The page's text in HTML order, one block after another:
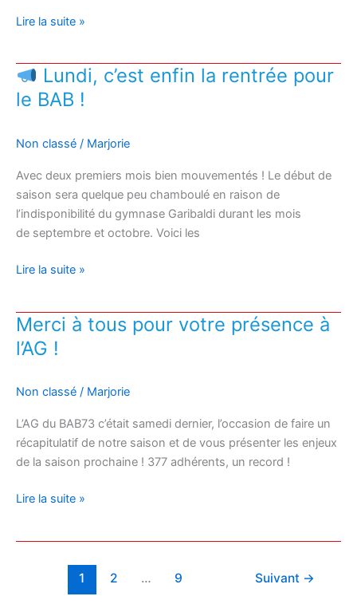
Le
c’est
ce
!
Lire la suite »
Lundi, c’est enfin la rentrée pour
le BAB !
Non classé / Marjorie
Avec deux premiers mois bien mouvementés ! Le début de
saison sera quelque peu chamboulé en raison de
l’indisponibilité du gymnase Garibaldi durant les mois
de septembre et octobre. Voici les
enfin
la
pour
BAB
!
Lire la suite »
Merci à tous pour votre présence à
l’AG !
Non classé / Marjorie
L’AG du BAB73 c’était samedi dernier, l’occasion de faire un
récapitulatif de notre saison et de vous présenter les enjeux
de la saison prochaine ! 377 adhérents, un record !
Merci
Lire la suite »
1 2 … 9 Suivant →